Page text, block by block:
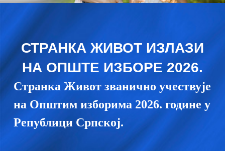
СТРАНКА ЖИВОТ ИЗЛАЗИ
НА ОПШТЕ ИЗБОРЕ 2026.
Странка Живот званично учествује
на Општим изборима 2026. године у
Републици Српској.